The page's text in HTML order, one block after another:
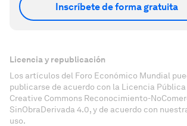
Inscríbete de forma gratuita
Licencia y republicación
Los artículos del Foro Económico Mundial
publicarse de acuerdo con la Licencia
Creative Commons Reconocimiento-
SinObraDerivada 4.0, y de acuerdo con
uso.